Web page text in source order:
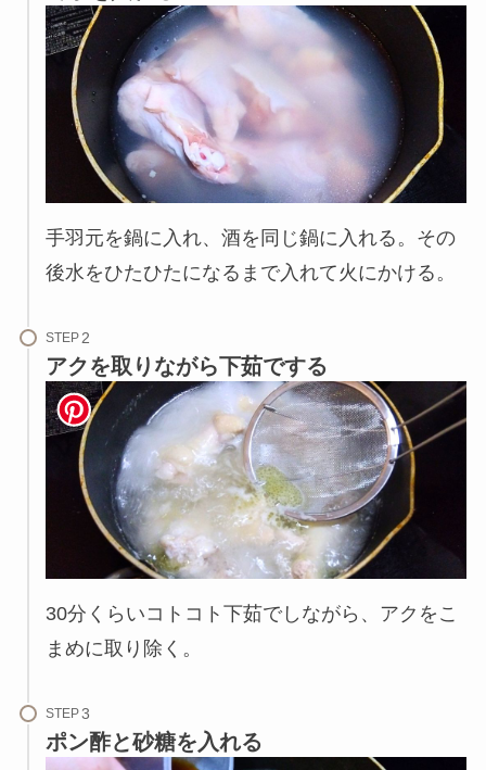
手羽元を鍋に入れ、酒を同じ鍋に入れる。その
後水をひたひたになるまで入れて火にかける。
STEP
アクを取りながら下茹でする
30分くらいコトコト下茹でしながら、アクをこ
まめに取り除く。
STEP
ポン酢と砂糖を入れる